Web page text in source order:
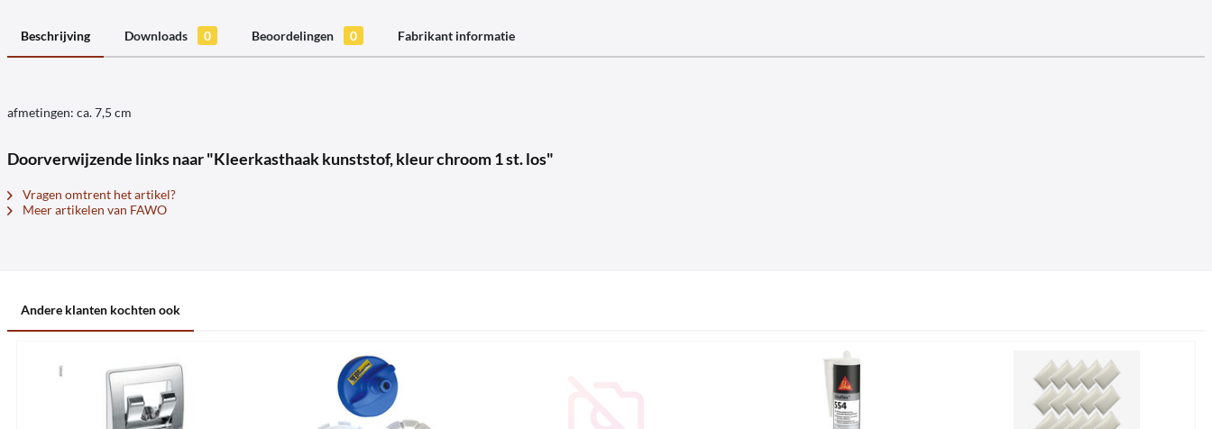
Beschrijving Downloads 0 Beoordelingen 0 Fabrikant informatie
afmetingen: ca. 7,5 cm
Doorverwijzende links naar "Kleerkasthaak kunststof, kleur chroom 1 st. los"
Vragen omtrent het artikel?
Meer artikelen van FAWO
Andere klanten kochten ook